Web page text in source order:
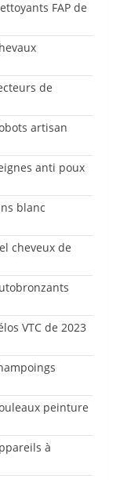
FAP de
de
artisan
anti poux
blanc
cheveux de
VTC de 2023
peinture
à